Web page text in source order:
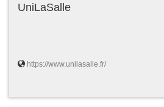
UniLaSalle
https://www.unilasalle.fr/